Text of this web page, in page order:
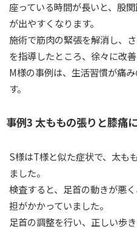
座っている時間が長いと、股
が出やすくなります。
施術で筋肉の緊張を解消し、
を指導したところ、徐々に改善
M様の事例は、生活習慣が痛
す。
事例3 太ももの張りと膝痛
S様はT様と似た症状で、太も
ました。
検査すると、足首の動きが悪
担がかかっていました。
足首の調整を行い、正しい歩